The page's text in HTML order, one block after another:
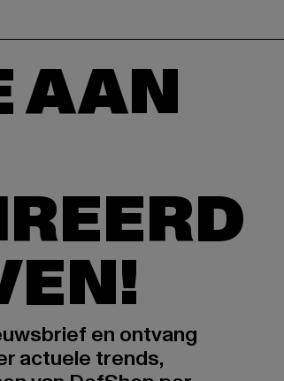
AAN
en ontvang
actuele trends,